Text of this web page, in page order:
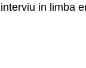
interviu in limba